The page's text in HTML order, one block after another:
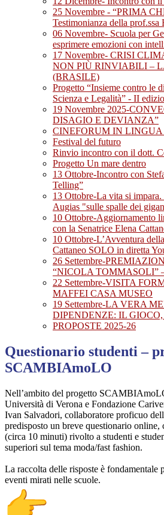
25 Novembre - “PRIMA
Testimonianza della prof.ssa
06 Novembre- Scuola per
esprimere emozioni con
17 Novembre- CRISI
NON PIÙ RINVIABILI –
(BRASILE)
Progetto “Insieme contro le
Scienza e Legalità” - II
19 Novembre 2025-
DISAGIO E DEVIANZA”
CINEFORUM IN LINGUA
Festival del futuro
Rinvio incontro con il dott.
Progetto Un mare dentro
13 Ottobre-Incontro con
Telling”
13 Ottobre-La vita si
Augias "sulle spalle dei
10 Ottobre-Aggiornamento
con la Senatrice Elena
10 Ottobre-L’Avventura
Cattaneo SOLO in diretta
26 Settembre-
“NICOLA TOMMASOLI”
22 Settembre-VISITA
MAFFEI CASA MUSEO
19 Settembre-LA VERA
DIPENDENZE: IL
PROPOSTE 2025-26
Questionario studenti –
SCAMBIAmoLO
Nell’ambito del progetto
Università di Verona e Fondazione
Ivan Salvadori, collaboratore proficuo
predisposto un breve questionario online,
(circa 10 minuti) rivolto a studenti e
superiori sul tema moda/fast fashion.
La raccolta delle risposte è fondamentale
eventi mirati nelle scuole.